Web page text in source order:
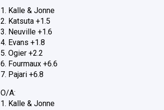
1. Kalle & Jonne
2. Katsuta +1.5
3. Neuville +1.6
4. Evans +1.8
5. Ogier +2.2
6. Fourmaux +6.6
7. Pajari +6.8
O/A:
1. Kalle & Jonne